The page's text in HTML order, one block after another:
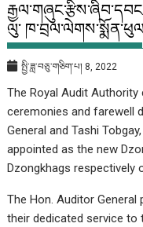
ལུ་
སྤྱི་ཟླ་བཅུ་གཅིག་པ། 8, 2022
The Royal Audit
ceremonies and farewell
General and Tashi
appointed as the new
Dzongkhags respectively
The Hon. Auditor
their dedicated service to